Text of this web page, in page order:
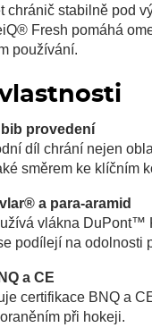
chránič stabilně pod
Fresh pomáhá
používání.
provedení
díl chrání nejen
směrem ke klíčním
a para-aramid
vlákna DuPont™
podílejí na odolnosti
a CE
certifikace BNQ a
při hokeji.